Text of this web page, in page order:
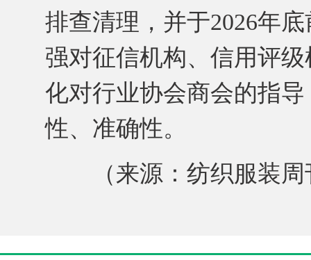
排查清理，并于2026年
强对征信机构、信用评
化对行业协会商会的指
性、准确性。
（来源：纺织服装周